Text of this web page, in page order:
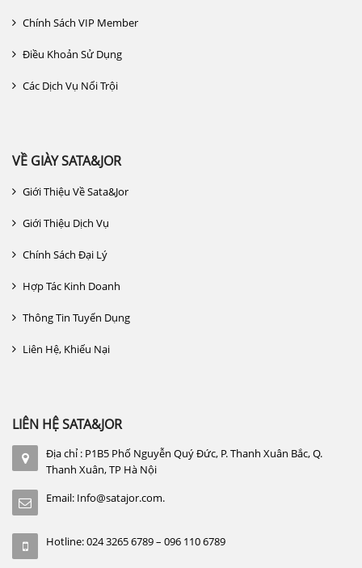
Chính Sách VIP Member
Điều Khoản Sử Dụng
Các Dịch Vụ Nổi Trội
VỀ GIÀY SATA&JOR
Giới Thiệu Về Sata&jor
Giới Thiệu Dịch Vụ
Chính Sách Đại Lý
Hợp Tác Kinh Doanh
Thông Tin Tuyển Dụng
Liên Hệ, Khiếu Nại
LIÊN HỆ SATA&JOR
Địa chỉ : P1B5 Phố Nguyễn Quý Đức, P. Thanh Xuân Bắc, Q.
Thanh Xuân, TP Hà Nội
Email: Info@satajor.com.
Hotline: 024 3265 6789 – 096 110 6789